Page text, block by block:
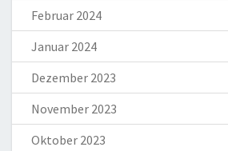
Februar 2024
Januar 2024
Dezember 2023
November 2023
Oktober 2023